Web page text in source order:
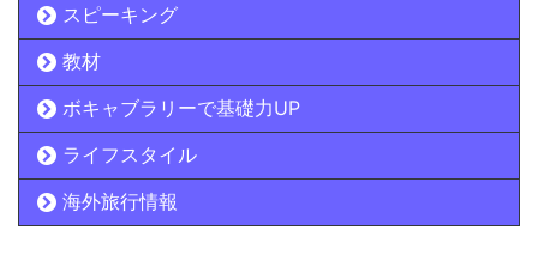
スピーキング
教材
ボキャブラリーで基礎力UP
ライフスタイル
海外旅行情報